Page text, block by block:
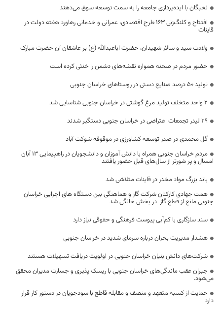
نخبگان با ایده‌پردازی جامعه را به سمت توسعه سوق می‌دهند
افتتاح و کلنگ‌زنی 163 طرح اقتصادی، عمرانی و خدماتی رهاورد هفته دولت در
قاینات
ولادت سید و سالار شهیدان، حضرت اباعبدالله (ع) بر عاشقان آن حضرت مبارک
حضور مردم در صحنه همواره نقشه‌های دشمن را خنثی کرده است
تولید ۵۰ درصد صنایع دستی در روستاهای خراسان جنوبی
۲ واحد متخلف تولید مرغ گوشتی در خراسان جنوبی شناسایی شد
۲۹ لیدر تجمعات اعتراضی در خراسان جنوبی دستگیر شدند
گل محمدی در صدر توسعه کشاورزی در موقوفه شوکت آباد
مردم خراسان جنوبی همراه با دانش آموزان و دانشجویان در راهپیمایی ۱۳ آبان
امسال و پر شورتر از سال‌های قبل حضور یافتند
باند بزرگ مواد مخدر در قاینات متلاشی شد
همت جهادی کارکنان شرکت گاز و هماهنگی بین دستگاه های اجرایی خراسان
جنوبی مانع از قطع گاز در بخش خانگی شد
سند سازگاری با کم‌آبی پیوست فرهنگی و حقوقی نیاز دارد
هشدار مدیریت بحران درباره سرمای شدید در خراسان جنوبی
شرکت‌های دانش بنیان خراسان جنوبی در اولویت دریافت تسهیلات هستند
جبران عقب ماندگی‌های خراسان جنوبی با ریسک پذیری و جسارت مدیران محقق
می‌شود.
حمایت از کسبه متعهد و منصف و مقابله قاطع با سودجویان در دستور کار قرار
دارد